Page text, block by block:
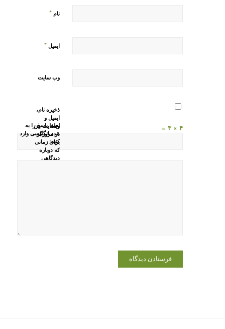
نام *
ایمیل *
وب‌ سایت
ذخیره نام،
ایمیل و
وبسایت من
در مرورگر
برای زمانی
که دوباره
دیدگاهی
لطفا پاسخ را به
عدد انگلیسی وارد
کنید:
۴ × ۳ =